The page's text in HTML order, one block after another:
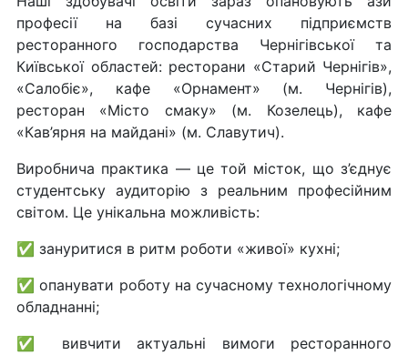
професії на базі сучасних підприємств
ресторанного господарства Чернігівської та
Київської областей: ресторани «Старий Чернігів»,
«Салобіє», кафе «Орнамент» (м. Чернігів),
ресторан «Місто смаку» (м. Козелець), кафе
«Кав’ярня на майдані» (м. Славутич).
Виробнича практика — це той місток, що з’єднує
студентську аудиторію з реальним професійним
світом. Це унікальна можливість:
✅ зануритися в ритм роботи «живої» кухні;
✅ опанувати роботу на сучасному технологічному
обладнанні;
✅ вивчити актуальні вимоги ресторанного